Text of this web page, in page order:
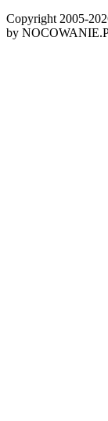
Copyright 2005-
by